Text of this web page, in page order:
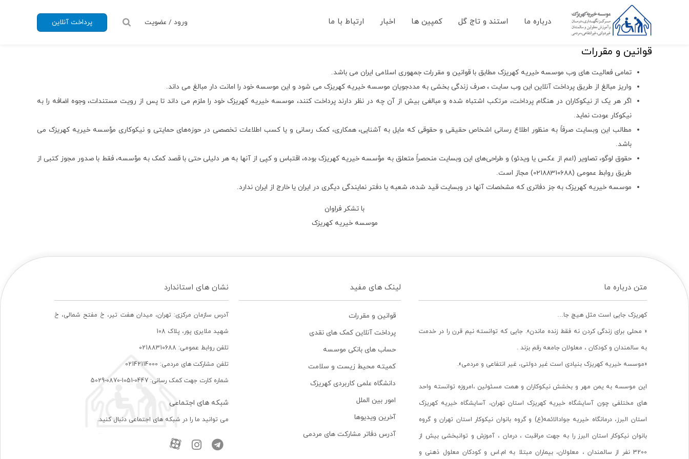
درباره ما استند و تاج گل کمپین ها اخبار ارتباط با ما پرداخت آنلاین ورود / عضویت
قوانین و مقررات
تمامی فعالیت های وب موسسه خیریه کهریزک مطابق با قوانین و مقررات جمهوری اسلامی ایران می باشد.
واریز مبالغ از طریق پرداخت آنلاین این وب سایت ، صرف زندگی بخشی به مددجویان موسسه خیریه کهریزک می شود و این موسسه خود را امانت دار مبالغ می داند.
اگر هر یک از نیکوکاران در هنگام پرداخت، مرتکب اشتباه شده و مبالغی بیش از آن چه در نظر دارند پرداخت کنند، موسسه خیریه کهریزک خود را ملزم می داند تا پس از رویت مستندات، وجوه اضافه را به
نیکوکار عودت نماید.
مطالب این وبسایت صرفاً به منظور اطلاع رسانی اشخاص حقیقی و حقوقی که مایل به آشنایی، همکاری، کمک رسانی و یا کسب اطلاعات تخصصی در حوزه‌های حمایتی و نیکوکاری مؤسسه خیریه کهریزک می
باشد.
حقوق لوگو، تصاویر (اعم از عکس یا ویدئو) و طراحی‌های این وبسایت منحصراً متعلق به مؤسسه خیریه کهریزک بوده، اقتباس و کپی از آنها به هر دلیلی حتی با قصد کمک به مؤسسه، فقط با صدور مجوز کتبی از
طریق روابط عمومی (02188310688) مجاز است.
موسسه خیریه کهریزک به جز دفاتری که مشخصات آنها در وبسایت قید شده، شعبه یا دفتر نمایندگی دیگری در ایران یا خارج از ایران ندارد.
با تشکر فراوان
موسسه خیریه کهریزک
متن درباره ما
کهریزک جایی است مثل هیچ جا…
« محلی برای زندگی کردن نه فقط زنده ماندن». جایی که توانسته نیم قرن را در خدمت
به سالمندان و کودکان ، معلولان جامعه رقم بزند .
«موسسه خیریه کهریزک بنیادی است غیر دولتی، غیر انتفاعی و مردمی».
این موسسه به یمن مهر و بخشش نیکوکاران و همت مسئولین ،امروزه توانسته واحد
های مختلفی چون آسایشگاه خیریه کهریزک استان تهران، آسایشگاه خیریه کهریزک
استان البرز، درمانگاه خیریه جوادالائمه(ع) و گروه بانوان نیکوکار استان تهران و گروه
بانوان نیکوکار استان البرز را به جهت مراقبت ، درمان ، آموزش و توانبخشی بیش از
3200 نفر از سالمندان ، معلولان، بیماران مبتلا به ام.اس و کودکان معلول ذهنی و
لینک های مفید
قوانین و مقررات
پرداخت آنلاین کمک های نقدی
حساب های بانکی موسسه
کمیته محیط زیست و سلامت
دانشگاه علمی کاربردی کهریزک
امور بین الملل
آخرین ویدیوها
آدرس دفاتر مشارکت های مردمی
نشان های استاندارد
آدرس سازمان مرکزی: تهران، ميدان هفت تير، خ مفتح شمالی، خ
شهيد ملايری پور، پلاک 108
تلفن روابط عمومی: 02188310688
تلفن مشارکت های مردمی: 02142114000
شماره کارت جهت کمک رسانی: 0447-1051-0870-5029
شبکه های اجتماعی
می توانید ما را در شبکه های اجتماعی دنبال کنید.